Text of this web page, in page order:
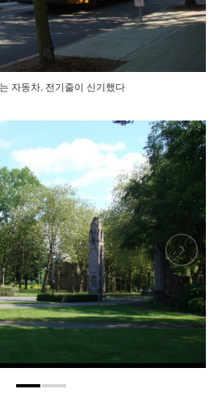
자동차. 전기줄이 신기했다